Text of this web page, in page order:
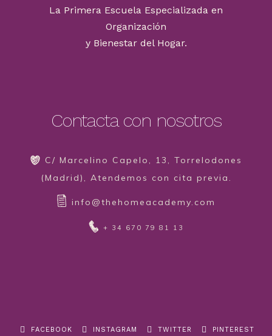
La Primera Escuela Especializada en
Organización
y Bienestar del Hogar.
Contacta con nosotros
C/ Marcelino Capelo, 13, Torrelodones
(Madrid), Atendemos con cita previa.
info@thehomeacademy.com
+ 34 670 79 81 13
FACEBOOK INSTAGRAM TWITTER PINTEREST